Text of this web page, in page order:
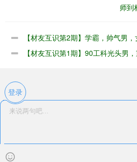
师到
【材友互识第2期】学霸，帅气男
目
【材友互识第1期】90工科光头男
登录